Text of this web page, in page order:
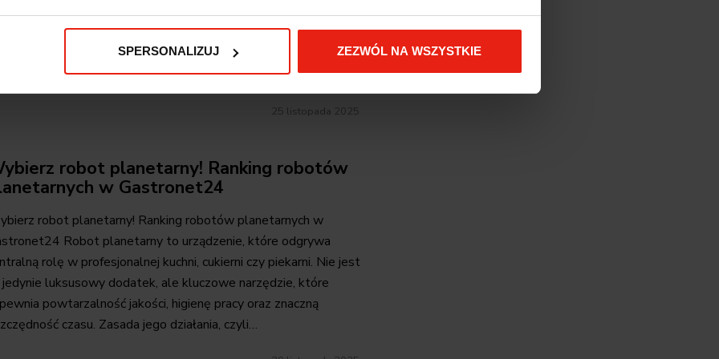
SPERSONALIZUJ ZEZWÓL NA WSZYSTKIE
Piec konwekcyjno-parowy to zaawansowane urządzenie,
rewolucjonizuje pracę w profesjonalnych kuchniach. Nie jest to
piekarnik, lecz wszechstronne narzędzie. Potrafi piec
powietrzem, gotować na parze, a także łączyć te dwie…
25 listopada 2025
robot planetarny! Ranking robotów
w Gastronet24
robot planetarny! Ranking robotów planetarnych w
Robot planetarny to urządzenie, które odgrywa
rolę w profesjonalnej kuchni, cukierni czy piekarni. Nie jest
luksusowy dodatek, ale kluczowe narzędzie, które
powtarzalność jakości, higienę pracy oraz znaczną
czasu. Zasada jego działania, czyli…